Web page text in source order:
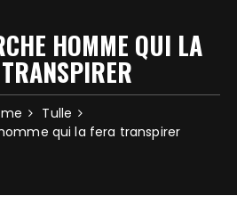
HOMME QUI LA
Tulle
qui la fera transpirer